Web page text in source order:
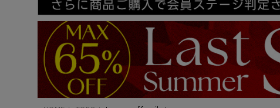
販売タイプ
新着
SALE
カラー